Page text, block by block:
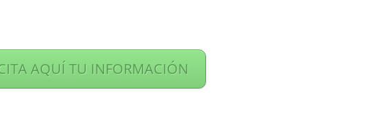
AQUÍ TU INFORMACIÓN